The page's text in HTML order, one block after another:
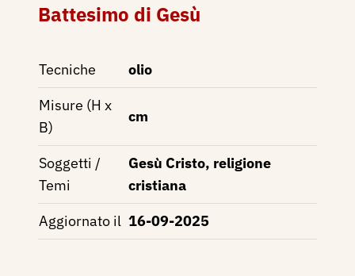
Battesimo di Gesù
Tecniche
olio
Misure (H x
B)
cm
Soggetti /
Temi
Gesù Cristo, religione
cristiana
Aggiornato il 16-09-2025